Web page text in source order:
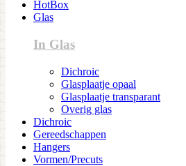
HotBox
Glas
In Glas
Dichroic
Glasplaatje opaal
Glasplaatje transparant
Overig glas
Dichroic
Gereedschappen
Hangers
Vormen/Precuts